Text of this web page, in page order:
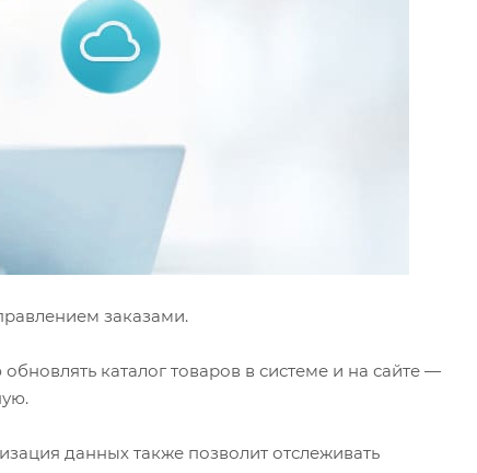
заказами.
каталог товаров в системе и на сайте —
данных также позволит отслеживать